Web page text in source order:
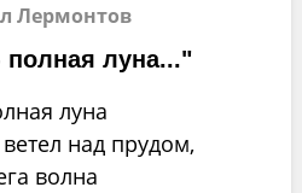
Лермонтов
полная луна..."
луна
над прудом,
волна